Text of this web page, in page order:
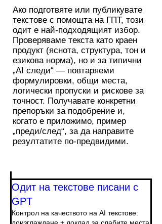
Ако подготвяте или публикувате
текстове с помощта на ГПТ, този
одит е най-подходящият избор.
Проверяваме текста като краен
продукт (яснота, структура, тон и
езикова норма), но и за типични
„AI следи“ — повтаряеми
формулировки, общи места,
логически пропуски и рискове за
точност. Получавате конкретни
препоръки за подобрение и,
когато е приложимо, пример
„преди/след“, за да направите
резултатите по-предвидими.
Одит на текстове писани с
GPT
Контрол на качеството на AI текстове: